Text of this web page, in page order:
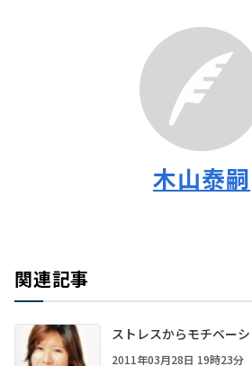
木山泰嗣
関連記事
ストレスからモチベー
2011年03月28日 19時23分